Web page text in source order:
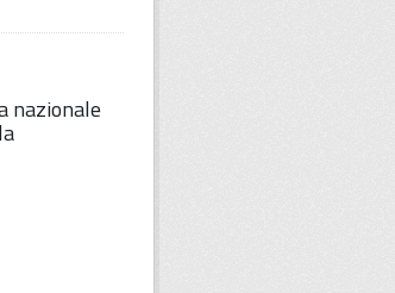
nazionale